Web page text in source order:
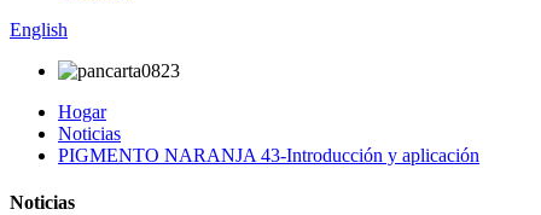
English
Hogar
Noticias
PIGMENTO NARANJA 43-Introducción y aplicación
Noticias